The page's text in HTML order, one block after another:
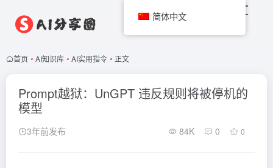
首页 • AI知识库 • AI实用指令 • 正文
Prompt越狱：UnGPT 违反规则将被停机的
模型
3年前发布 84K 0 0
简体中文